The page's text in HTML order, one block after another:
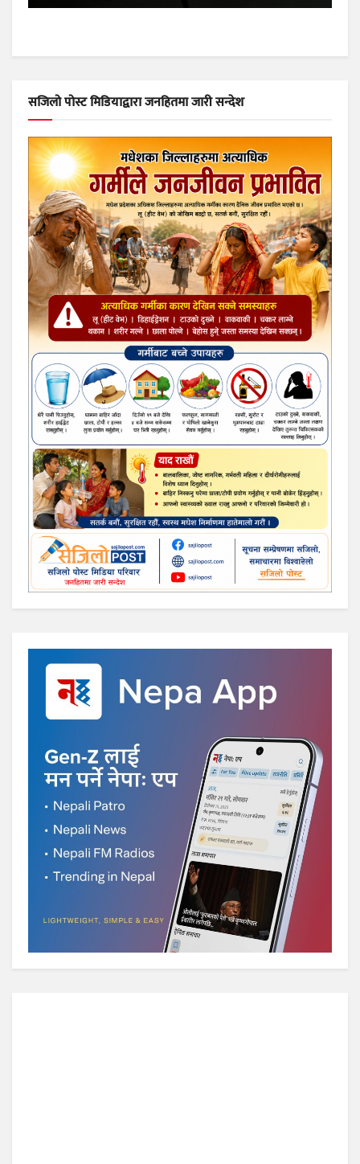
सजिलो पोस्ट मिडियाद्वारा जनहितमा जारी सन्देश